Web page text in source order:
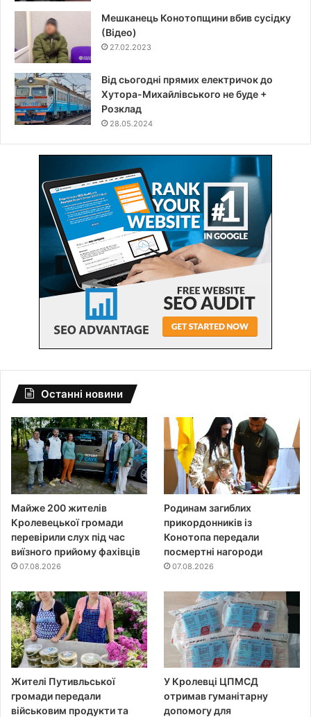
Мешканець Конотопщини вбив сусідку
(Відео)
27.02.2023
Від сьогодні прямих електричок до
Хутора-Михайлівського не буде +
Розклад
28.05.2024
Останні новини
Майже 200 жителів
Кролевецької громади
перевірили слух під час
виїзного прийому фахівців
07.08.2026
Родинам загиблих
прикордонників із
Конотопа передали
посмертні нагороди
07.08.2026
Жителі Путивльської
громади передали
військовим продукти та
У Кролевці ЦПМСД
отримав гуманітарну
допомогу для